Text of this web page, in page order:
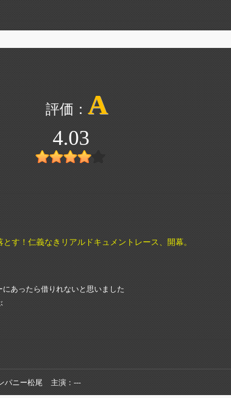
A
4.03
す！仁義なきリアルドキュメントレース、開幕。
あったら借りれないと思いました
パニー松尾 主演 ---